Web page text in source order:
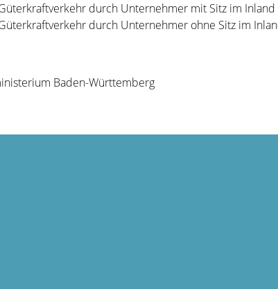
durch Unternehmer mit Sitz im Inland
durch Unternehmer ohne Sitz im
Baden-Württemberg